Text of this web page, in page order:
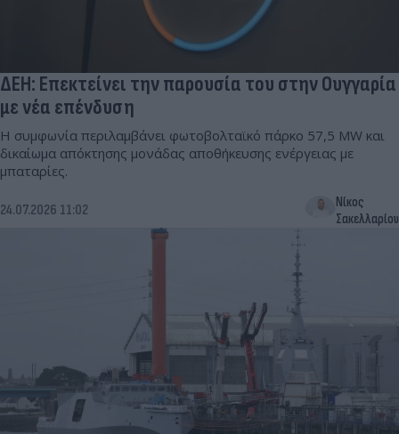
ΔΕΗ: Επεκτείνει την παρουσία του στην Ουγγαρία
με νέα επένδυση
Η συμφωνία περιλαμβάνει φωτοβολταϊκό πάρκο 57,5 MW και
δικαίωμα απόκτησης μονάδας αποθήκευσης ενέργειας με
μπαταρίες.
24.07.2026 11:02
Νίκος
Σακελλαρίου